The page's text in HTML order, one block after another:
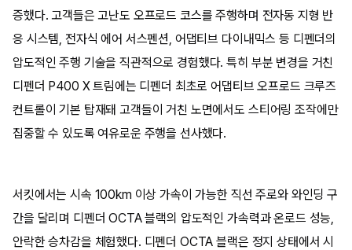
증했다. 고객들은 고난도 오프로드 코스를 주행하며 전자동 지형 반
응 시스템, 전자식 에어 서스펜션, 어댑티브 다이내믹스 등 디펜더의
압도적인 주행 기술을 직관적으로 경험했다. 특히 부분 변경을 거친
디펜더 P400 X 트림에는 디펜더 최초로 어댑티브 오프로드 크루즈
컨트롤이 기본 탑재돼 고객들이 거친 노면에서도 스티어링 조작에만
집중할 수 있도록 여유로운 주행을 선사했다.
서킷에서는 시속 100km 이상 가속이 가능한 직선 주로와 와인딩 구
간을 달리며 디펜더 OCTA 블랙의 압도적인 가속력과 온로드 성능,
안락한 승차감을 체험했다. 디펜더 OCTA 블랙은 정지 상태에서 시